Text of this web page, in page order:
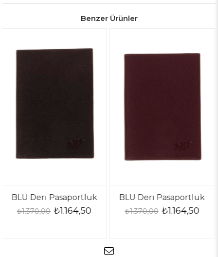
Benzer Ürünler
BLU Deri Pasaportluk
₺1.164,50
₺1.370,00
BLU Deri
₺1.370,00